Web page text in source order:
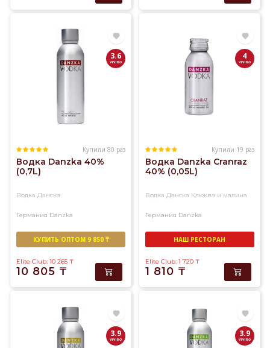
3.6
Купили 80 раз
Водка Danzka 40%
(0,7L)
Водка Данска
Германия Danzka
КУПИТЬ ОПТОМ 9 850 ₸
Elite Club: 10 265 ₸
10 805 ₸
4
Купили 19 раз
Водка Danzka Cranraz
40% (0,05L)
Водка Данска Клюква и малина
Германия Danzka
НАШ РЕСТОРАН
Elite Club: 1 720 ₸
1 810 ₸
3.9 3.9